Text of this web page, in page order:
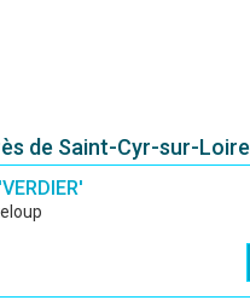
de Saint-Cyr-sur-Loire